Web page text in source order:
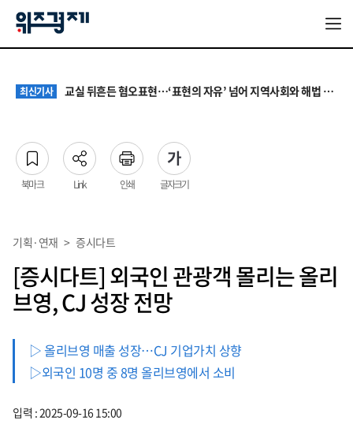
최신기사 교실 뒤흔든 혐오표현…‘표현의 자유’ 넘어 지역사회와 해법 모색
최신기사 대기업 노조 '영업이익 성과급' 요구에 전문가들 "최종 이익·투자 여력 반영해야"
최신기사 서울 집값 다시 0.26% 상승…전세도 수도권 중심으로 압박 커져
북마크 Link 인쇄 글자크기
기획·연재 > 증시다트
[증시다트] 외국인 관광객 몰리는 올리
브영, CJ 성장 전망
▷ 올리브영 매출 성장…CJ 기업가치 상향
▷외국인 10명 중 8명 올리브영에서 소비
입력 : 2025-09-16 15:00